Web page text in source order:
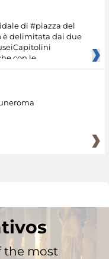
di #piazza del
è delimitata dai due
con le
the most